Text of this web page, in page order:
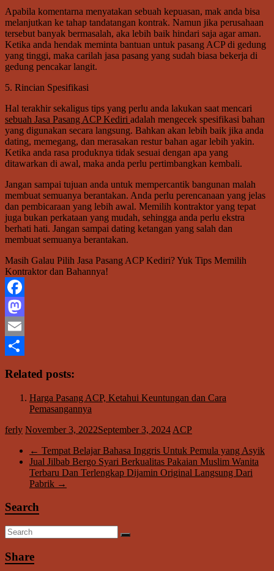
Apabila komentarna menyatakan sebuah kepuasan, mak anda bisa
melanjutkan ke tahap tandatangan kontrak. Namun jika perusahaan
tersebut banyak bermasalah, aka lebih baik hindari saja agar aman.
Ketika anda hendak meminta bantuan untuk pasang ACP di gedung
yang tinggi, maka carilah jasa pasang yang sudah biasa bekerja di
gedung pencakar langit.
5. Rincian Spesifikasi
Hal terakhir sekaligus tips yang perlu anda lakukan saat mencari
sebuah Jasa Pasang ACP Kediri adalah mengecek spesifikasi bahan
yang digunakan secara langsung. Bahkan akan lebih baik jika anda
dating, memegang, dan merasakan restur bahan agar lebih yakin.
Ketika anda rasa produknya tidak sesuai dengan apa yang
ditawarkan di awal, maka anda perlu pertimbangkan kembali.
Jangan sampai tujuan anda untuk mempercantik bangunan malah
membuat semuanya berantakan. Anda perlu perencanaan yang jelas
dan pembicaraan yang lebih awal. Memilih kontraktor yang tepat
juga bukan perkataan yang mudah, sehingga anda perlu ekstra
berhati hati. Jangan sampai dating ketangan yang salah dan
membuat semuanya berantakan.
Masih Galau Pilih Jasa Pasang ACP Kediri? Yuk Tips Memilih
Kontraktor dan Bahannya!
Facebook
Mastodon
Email
Related posts:
Harga Pasang ACP, Ketahui Keuntungan dan Cara
Pemasangannya
ferly November 3, 2022September 3, 2024 ACP
← Tempat Belajar Bahasa Inggris Untuk Pemula yang Asyik
Jual Jilbab Bergo Syari Berkualitas Pakaian Muslim Wanita
Terbaru Dan Terlengkap Dijamin Original Langsung Dari
Pabrik →
Search
Share